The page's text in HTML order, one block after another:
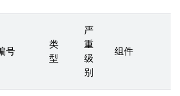
号
类
型
严
重
级
别
组件